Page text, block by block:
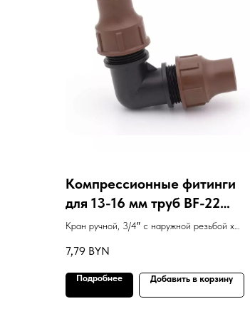
Компрессионные фитинги
для 13-16 мм труб BF-22
(уголок)
Кран ручной, 3/4″ с наружной резьбой х
7,79 BYN
Подробнее Добавить в корзину